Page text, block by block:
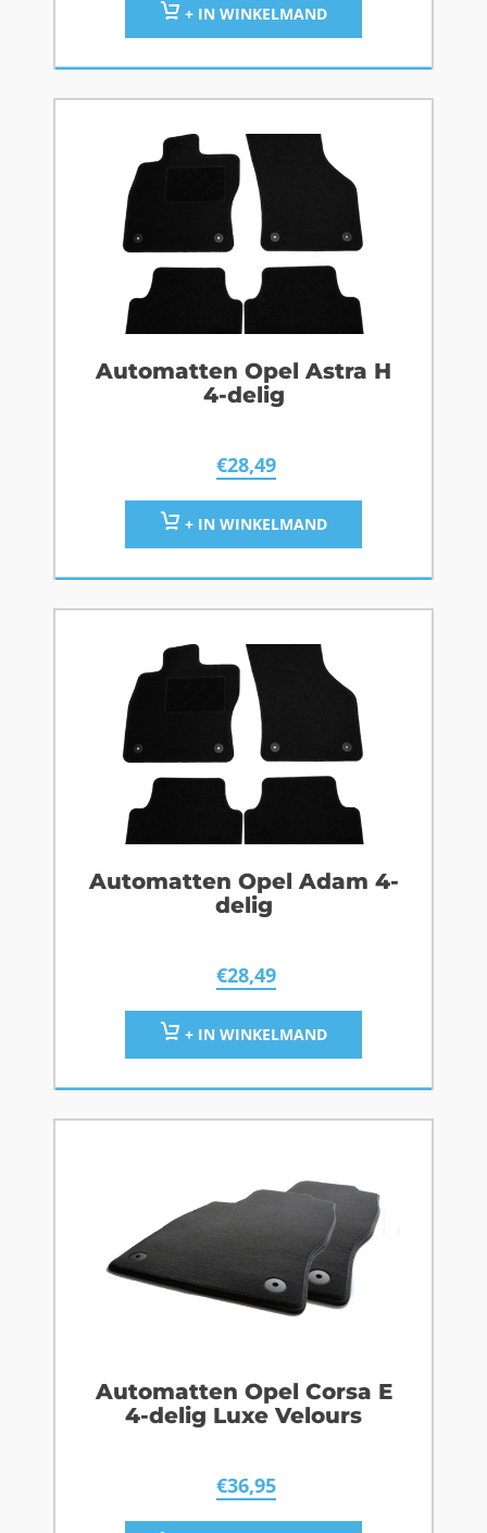
+ IN WINKELMAND
Automatten Opel Astra H
4-delig
€28,49
+ IN WINKELMAND
Automatten Opel Adam 4-
delig
€28,49
+ IN WINKELMAND
Automatten Opel Corsa E
4-delig Luxe Velours
€36,95